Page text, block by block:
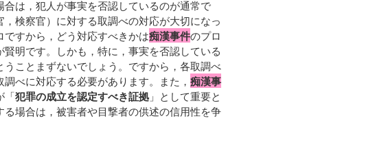
合は，犯人が事実を否認しているのが通常で
検察官）に対する取調べの対応が大切になっ
すから，どう対応すべきかは痴漢事件のプロ
明です。しかも，特に，事実を否認している
ことまずないでしょう。ですから，各取調べ
べに対応する必要があります。また， 痴漢事
「犯罪の成立を認定すべき証拠 」として重要と
る場合は，被害者や目撃者の供述の信用性を争